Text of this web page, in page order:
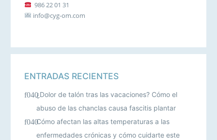
986 22 01 31
info@cyg-om.com
ENTRADAS RECIENTES
¿Dolor de talón tras las vacaciones? Cómo el
abuso de las chanclas causa fascitis plantar
Cómo afectan las altas temperaturas a las
enfermedades crónicas y cómo cuidarte este